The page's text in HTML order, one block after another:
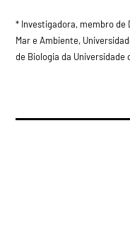
* Investigadora, membro de
Mar e Ambiente,
de Biologia da Universidade